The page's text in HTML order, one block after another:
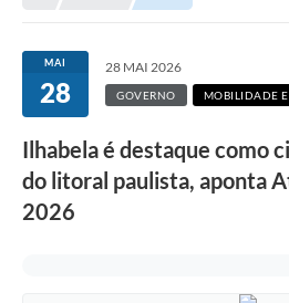
MAI
28
28 MAI 2026
GOVERNO MOBILIDADE
Ilhabela é destaque como
do litoral paulista, aponta
2026